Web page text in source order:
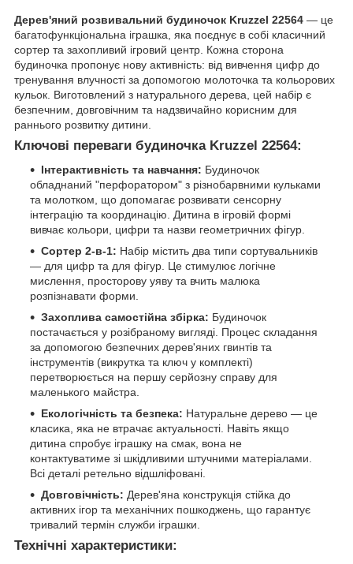
Дерев'яний розвивальний будиночок Kruzzel 22564 — це
багатофункціональна іграшка, яка поєднує в собі класичний
сортер та захопливий ігровий центр. Кожна сторона
будиночка пропонує нову активність: від вивчення цифр до
тренування влучності за допомогою молоточка та кольорових
кульок. Виготовлений з натурального дерева, цей набір є
безпечним, довговічним та надзвичайно корисним для
раннього розвитку дитини.
Ключові переваги будиночка Kruzzel 22564:
Інтерактивність та навчання: Будиночок
обладнаний "перфоратором" з різнобарвними кульками
та молотком, що допомагає розвивати сенсорну
інтеграцію та координацію. Дитина в ігровій формі
вивчає кольори, цифри та назви геометричних фігур.
Сортер 2-в-1: Набір містить два типи сортувальників
— для цифр та для фігур. Це стимулює логічне
мислення, просторову уяву та вчить малюка
розпізнавати форми.
Захоплива самостійна збірка: Будиночок
постачається у розібраному вигляді. Процес складання
за допомогою безпечних дерев'яних гвинтів та
інструментів (викрутка та ключ у комплекті)
перетворюється на першу серйозну справу для
маленького майстра.
Екологічність та безпека: Натуральне дерево — це
класика, яка не втрачає актуальності. Навіть якщо
дитина спробує іграшку на смак, вона не
контактуватиме зі шкідливими штучними матеріалами.
Всі деталі ретельно відшліфовані.
Довговічність: Дерев'яна конструкція стійка до
активних ігор та механічних пошкоджень, що гарантує
тривалий термін служби іграшки.
Технічні характеристики: